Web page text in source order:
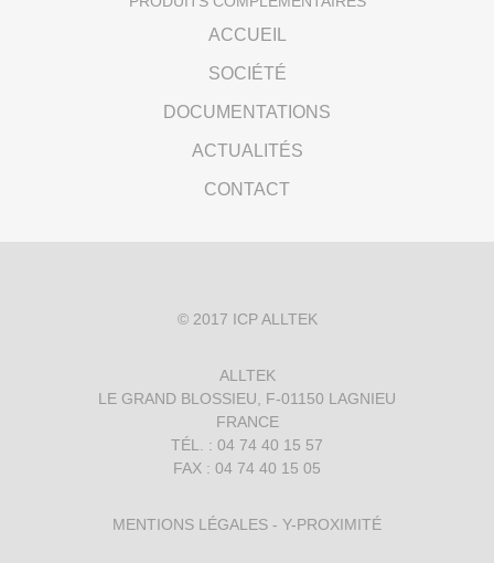
ACCUEIL
SOCIÉTÉ
DOCUMENTATIONS
ACTUALITÉS
CONTACT
© 2017 ICP ALLTEK
ALLTEK
LE GRAND BLOSSIEU, F-01150 LAGNIEU
FRANCE
TÉL. : 04 74 40 15 57
FAX : 04 74 40 15 05
MENTIONS LÉGALES - Y-PROXIMITÉ